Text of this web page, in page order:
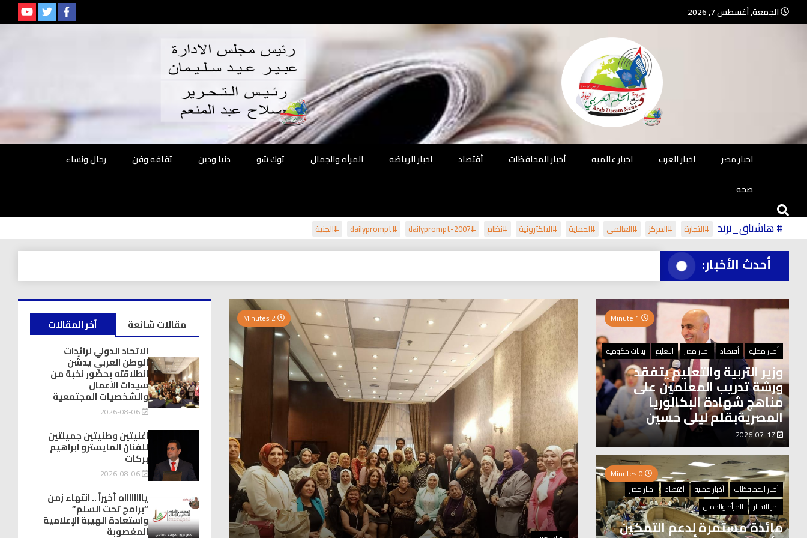
الجمعة, أغسطس 7, 2026
جريدة الحلم
العربي نيوز
جريدة مستقلة – صحافة تضيئ لك الواقع
اخبار مصر
اخبار العرب اخبار عالميه أخبار المحافظات أقتصاد اخبار الرياضه المرأه والجمال توك شو دنيا ودين ثقافه وفن
رجال ونساء
صحه
# هاشتاق_ترند #التجارة #المركز #العالمي #لحماية #الالكترونية #نظام #dailyprompt-2007
#dailyprompt #الجنية
أحدث الأخبار:
أخبار محليه أقتصاد اخبار مصر التعليم بيانات حكومية
وزير التربية والتعليم يتفقد
ورشة تدريب المعلمين على
مناهج شهادة البكالوريا
المصريةبقلم ليلى حسين
2026-07-17
أخبار المحافظات
أخبار محليه أقتصاد
اخبار مصر
اخر الاخبار
المرأه والجمال
مائدة مستمرة لدعم التمكين
0 Minutes آخر المقالات
مقالات شائعة
الاتحاد الدولي لرائدات
الوطن العربي يدشّن
انطلاقته بحضور نخبة من
سيدات الأعمال
والشخصيات المجتمعية
2026-08-06
اغنيتين وطنيتين جميلتين
للفنان المايسترو ابراهيم
بركات
2026-08-06
يااااااااه أخيراً .. انتهاء زمن
“برامج تحت السلم”
واستعادة الهيبة الإعلامية
المغصوبة